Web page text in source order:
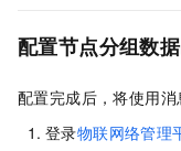
配置节点分组数
配置完成后，将使用消
登录物联网络管理